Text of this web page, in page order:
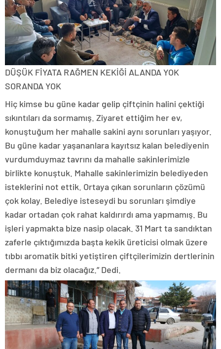
DÜŞÜK FİYATA RAĞMEN KEKİĞİ ALANDA YOK
SORANDA YOK
Hiç kimse bu güne kadar gelip çiftçinin halini çektiği
sıkıntıları da sormamış. Ziyaret ettiğim her ev,
konuştuğum her mahalle sakini aynı sorunları yaşıyor.
Bu güne kadar yaşananlara kayıtsız kalan belediyenin
vurdumduymaz tavrını da mahalle sakinlerimizle
birlikte konuştuk. Mahalle sakinlerimizin belediyeden
isteklerini not ettik. Ortaya çıkan sorunların çözümü
çok kolay. Belediye isteseydi bu sorunları şimdiye
kadar ortadan çok rahat kaldırırdı ama yapmamış. Bu
işleri yapmakta bize nasip olacak. 31 Mart ta sandıktan
zaferle çıktığımızda başta kekik üreticisi olmak üzere
tıbbı aromatik bitki yetiştiren çiftçilerimizin dertlerinin
dermanı da biz olacağız.” Dedi.